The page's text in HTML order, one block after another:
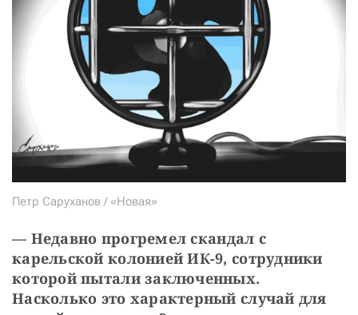
Петр Саруханов / «Новая»
— Недавно прогремел скандал с
карельской колонией ИК-9, сотрудники
которой пытали заключенных.
Насколько это характерный случай для